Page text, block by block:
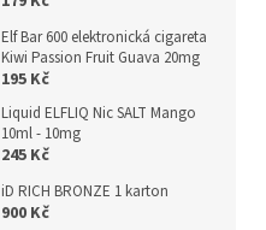
Elf Bar 600 elektronická cigareta
Kiwi Passion Fruit Guava 20mg
195 Kč
Liquid ELFLIQ Nic SALT Mango
10ml - 10mg
245 Kč
iD RICH BRONZE 1 karton
900 Kč